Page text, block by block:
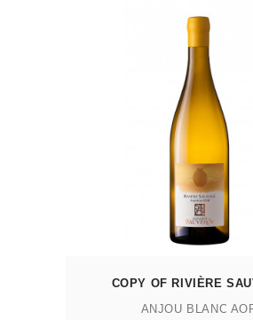
COPY OF RIVIÈRE
ANJOU BLANC